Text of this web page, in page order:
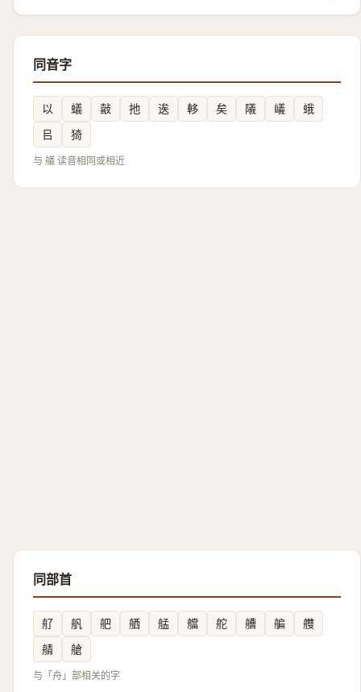
同音字
以 蟻 敼 扡 逘 䡔 矣 䧧 嶬
蛾
㠯
猗
与 艤 读音相同或相近
同部首
䑠 舤 舥 舾 艋 艡 舵 艚 艑
艭
䑶
艙
与「舟」部相关的字